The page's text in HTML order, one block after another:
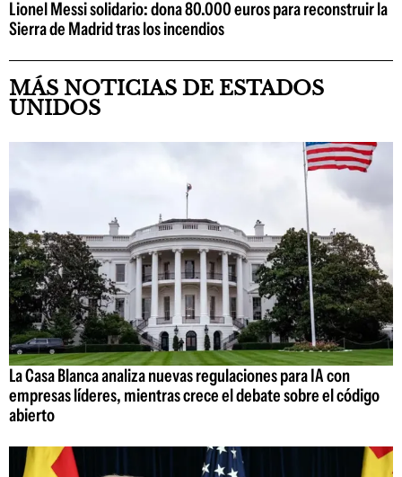
Lionel Messi solidario: dona 80.000 euros para reconstruir la
Sierra de Madrid tras los incendios
MÁS NOTICIAS DE ESTADOS
UNIDOS
La Casa Blanca analiza nuevas regulaciones para IA con
empresas líderes, mientras crece el debate sobre el código
abierto